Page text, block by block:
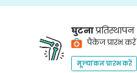
घुटनाप्रतिस्थापन
पैकेज प्रारंभ करें
मूल्यांकन प्रारंभ करें